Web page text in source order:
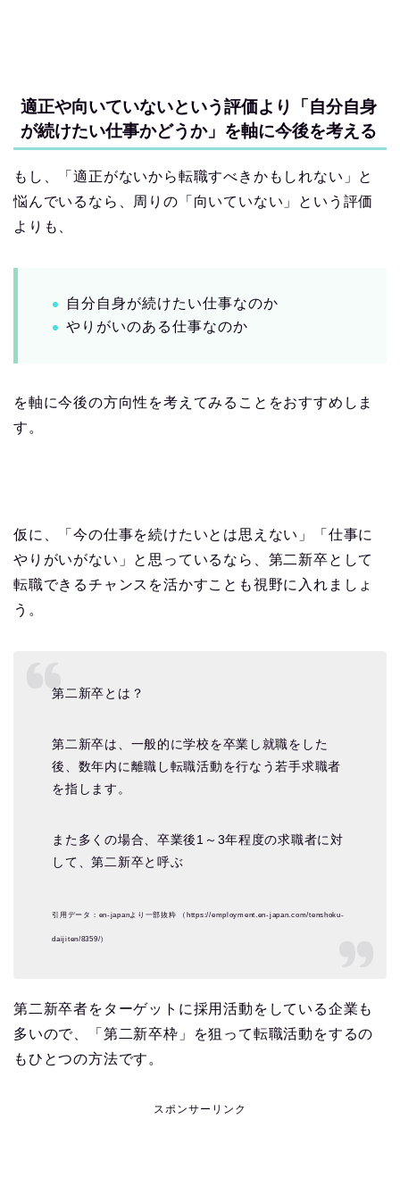
適正や向いていないという評価より「自分自身
が続けたい仕事かどうか」を軸に今後を考える
もし、「適正がないから転職すべきかもしれない」と
悩んでいるなら、周りの「向いていない」という評価
よりも、
自分自身が続けたい仕事なのか
やりがいのある仕事なのか
を軸に今後の方向性を考えてみることをおすすめしま
す。
仮に、「今の仕事を続けたいとは思えない」「仕事に
やりがいがない」と思っているなら、第二新卒として
転職できるチャンスを活かすことも視野に入れましょ
う。
第二新卒とは？
第二新卒は、一般的に学校を卒業し就職をした
後、数年内に離職し転職活動を行なう若手求職者
を指します。
また多くの場合、卒業後1～3年程度の求職者に対
して、第二新卒と呼ぶ
引用データ：en-japanより一部抜粋 （https://employment.en-japan.com/tenshoku-
daijiten/8359/）
第二新卒者をターゲットに採用活動をしている企業も
多いので、「第二新卒枠」を狙って転職活動をするの
もひとつの方法です。
スポンサーリンク